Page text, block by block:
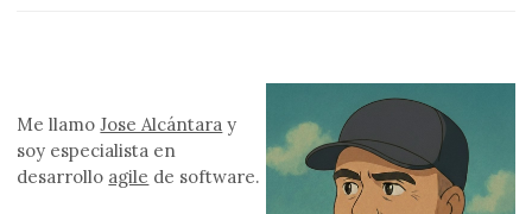
Me llamoJose Alcántara y
soy especialista en
desarrollo agile de software.